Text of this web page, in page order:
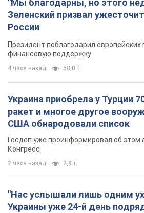
"Мы благодарны, но этого
Зеленский призвал
России
Президент поблагодарил европейских
финансовую поддержку
4 часа назад 58,0 т.
Украина приобрела у Турции
ракет и многое другое
США обнародовали список
Госдеп уже проинформировал об этом
Конгресс
2 часа назад 2,8 т.
"Нас услышали лишь одним
Украины уже 24-й день